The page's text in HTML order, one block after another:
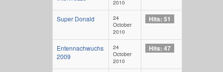
2010
Super Donald
24
October
2010
Hits: 51
Entennachwuchs
2009
24
October
2010
Hits: 47